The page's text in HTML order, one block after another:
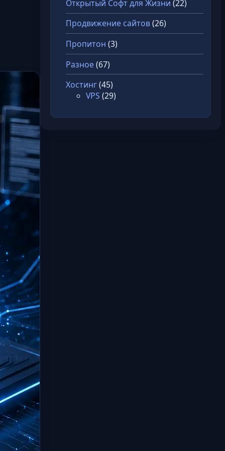
Открытый Софт для Жизни (22)
Продвижение сайтов(26)
Пропитон (3)
Разное (67)
Хостинг(45)
VPS (29)